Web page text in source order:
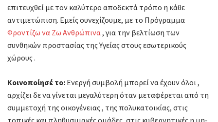
επιτευχθεί με τον καλύτερο αποδεκτά τρόπο η κάθε
αντιμετώπιση. Εμείς συνεχίζουμε, με το Πρόγραμμα
Φροντίζω να Ζω Ανθρώπινα , για την βελτίωση των
συνθηκών προστασίας της Υγείας στους εσωτερικούς
χώρους .
Κοινοποίησέ το: Ενεργή συμβολή μπορεί να έχουν όλοι ,
αρχίζει δε να γίνεται μεγαλύτερη όταν μεταφέρεται από τη
συμμετοχή της οικογένειας , της πολυκατοικίας, στις
τοπικές και πληθυσμιακές ομάδες, στις κυβερνητικές η μη-